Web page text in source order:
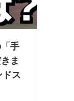
手
ま
ドス